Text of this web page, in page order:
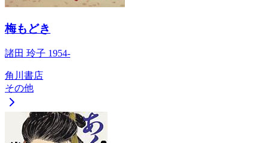
梅もどき
諸田 玲子 1954-
角川書店
その他